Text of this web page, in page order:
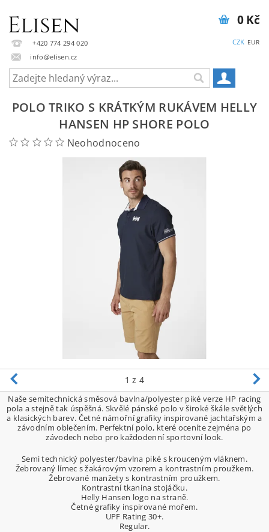
+420 774 294 020
info@elisen.cz
CZK EUR
0 Kč
POLO TRIKO S KRÁTKÝM RUKÁVEM HELLY
HANSEN HP SHORE POLO
Neohodnoceno
1 z 4
Naše semitechnická směsová bavlna/polyester piké verze HP racing
pola a stejně tak úspěšná. Skvělé pánské polo v široké škále světlých
a klasických barev. Četné námořní grafiky inspirované jachtařským a
závodním oblečením. Perfektní polo, které oceníte zejména po
závodech nebo pro každodenní sportovní look.
Semi technický polyester/bavlna piké s krouceným vláknem.
Žebrovaný límec s žakárovým vzorem a kontrastním proužkem.
Žebrované manžety s kontrastním proužkem.
Kontrastní tkanina stojáčku.
Helly Hansen logo na straně.
Četné grafiky inspirované mořem.
UPF Rating 30+.
Regular.